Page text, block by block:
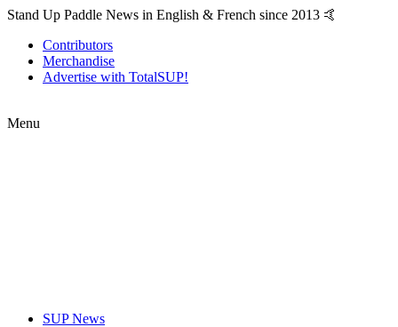
Stand Up Paddle News in English & French since 2013 🤙
Contributors
Merchandise
Advertise with TotalSUP!
Menu
SUP News